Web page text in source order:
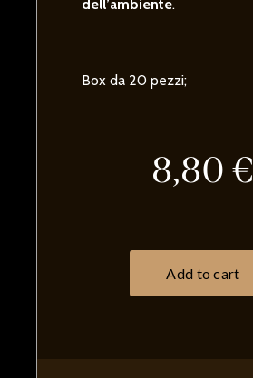
dell’ambiente.
Box da 20 pezzi;
8,80 €